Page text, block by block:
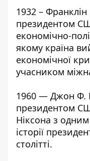
1932 –
президентом
економічно-
якому країна
економічної
учасником
1960 — Джон Ф.
президентом
Ніксона з
історії
столітті.